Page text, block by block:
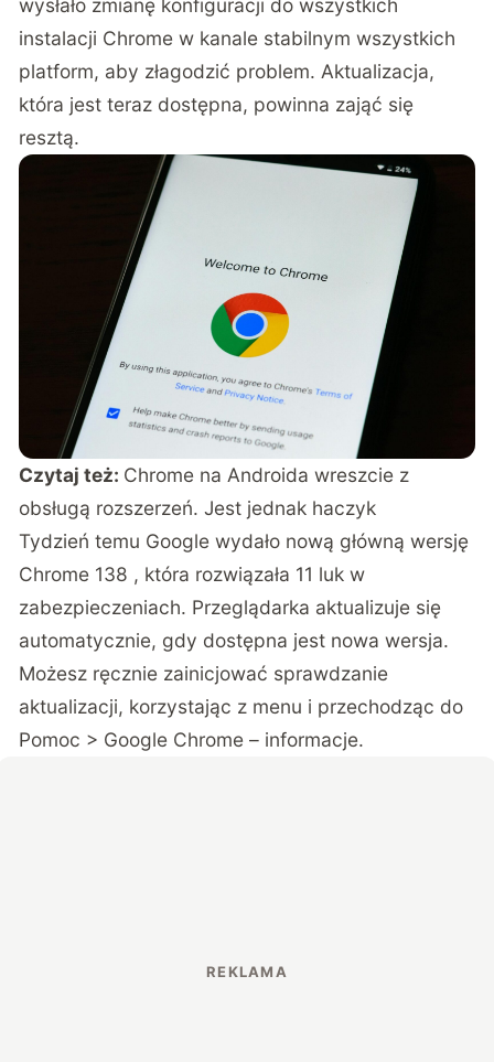
wysłało zmianę konfiguracji do wszystkich
instalacji Chrome w kanale stabilnym wszystkich
platform, aby złagodzić problem. Aktualizacja,
która jest teraz dostępna, powinna zająć się
resztą.
Czytaj też: Chrome na Androida wreszcie z
obsługą rozszerzeń. Jest jednak haczyk
Tydzień temu Google wydało nową główną wersję
Chrome 138 , która rozwiązała 11 luk w
zabezpieczeniach. Przeglądarka aktualizuje się
automatycznie, gdy dostępna jest nowa wersja.
Możesz ręcznie zainicjować sprawdzanie
aktualizacji, korzystając z menu i przechodząc do
Pomoc > Google Chrome – informacje.